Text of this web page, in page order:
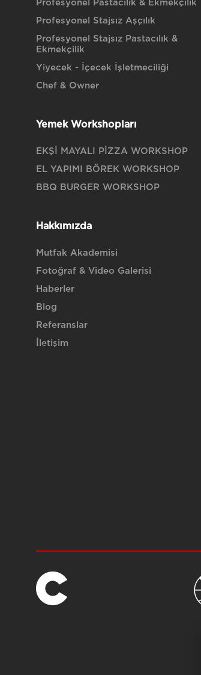
Profesyonel Pastacılık & Ekmekçilik
Profesyonel Stajsız Aşçılık
Profesyonel Stajsız Pastacılık &
Ekmekçilik
Yiyecek - İçecek İşletmeciliği
Chef & Owner
Yemek Workshopları
EKŞİ MAYALI PİZZA WORKSHOP
EL YAPIMI BÖREK WORKSHOP
BBQ BURGER WORKSHOP
Hakkımızda
Mutfak Akademisi
Fotoğraf & Video Galerisi
Haberler
Blog
Referanslar
İletişim